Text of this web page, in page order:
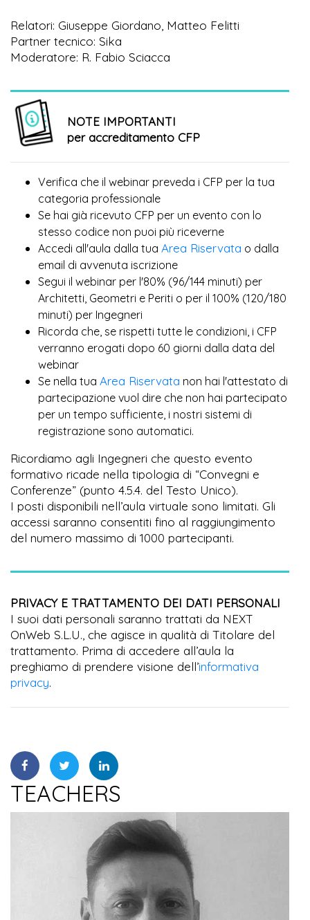
Relatori: Giuseppe Giordano, Matteo Felitti
Partner tecnico: Sika
Moderatore: R. Fabio Sciacca
NOTE IMPORTANTI
per accreditamento CFP
Verifica che il webinar preveda i CFP per la tua
categoria professionale
Se hai già ricevuto CFP per un evento con lo
stesso codice non puoi più riceverne
Accedi all'aula dalla tua Area Riservata o dalla
email di avvenuta iscrizione
Segui il webinar per l'80% (96/144 minuti) per
Architetti, Geometri e Periti o per il 100% (120/180
minuti) per Ingegneri
Ricorda che, se rispetti tutte le condizioni, i CFP
verranno erogati dopo 60 giorni dalla data del
webinar
Se nella tua Area Riservata non hai l'attestato di
partecipazione vuol dire che non hai partecipato
per un tempo sufficiente, i nostri sistemi di
registrazione sono automatici.
Ricordiamo agli Ingegneri che questo evento
formativo ricade nella tipologia di “Convegni e
Conferenze” (punto 4.5.4. del Testo Unico).
I posti disponibili nell’aula virtuale sono limitati. Gli
accessi saranno consentiti fino al raggiungimento
del numero massimo di 1000 partecipanti.
PRIVACY E TRATTAMENTO DEI DATI PERSONALI
I suoi dati personali saranno trattati da NEXT
OnWeb S.L.U., che agisce in qualità di Titolare del
trattamento. Prima di accedere all’aula la
preghiamo di prendere visione dell’informativa
privacy.
TEACHERS